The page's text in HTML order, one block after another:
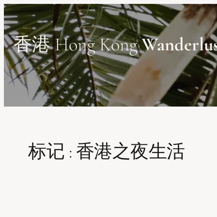
Skip
to
content
香港 Hong Kong
标记 : 香港之夜生活